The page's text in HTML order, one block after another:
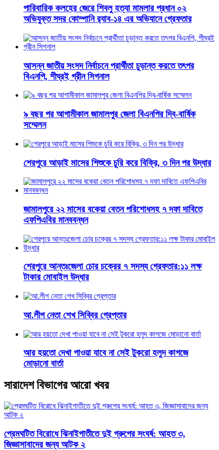
পারিবারিক কলহের জেরে শিবলু হত্যা মামলার প্রধান ০২
অভিযুক্ত সদর কোম্পানি র‌্যাব-১৪ এর অভিযানে গ্রেফতার
আসন্ন জাতীয় সংসদ নির্বাচনে প্রার্থীতা চুড়ান্ত করতে তৎপর
বিএনপি, শীঘ্রই গ্রীন সিগনাল
৯ বছর পর আগামীকাল জামালপুর জেলা বিএনপির দ্বি-বার্ষিক
সম্মেলন
শেরপুরে আড়াই মাসের শিশুকে চুরি করে বিক্রি, ৩ দিন পর উদ্ধার
জামালপুরে ২২ মাসের বকেয়া বেতন পরিশোধসহ ৭ দফা দাবিতে
এফপিএবির মানববন্ধন
শেরপুরে আন্তঃজেলা চোর চক্রের ৭ সদস্য গ্রেফতার:১১ লক্ষ
টাকার মোবাইল উদ্ধার
আ.লীগ নেতা শেখ সিব্বির গ্রেপ্তার
আর হয়তো দেখা পাওয়া যাবে না সেই টুকরো হলুদ কাগজে
মোড়ানো বার্তা
সারাদেশ বিভাগের আরো খবর
প্রেমঘটিত বিরোধে ঝিনাইগাতীতে দুই গ্রুপের সংঘর্ষ: আহত ৩,
জিজ্ঞাসাবাদের জন্য আটক ২